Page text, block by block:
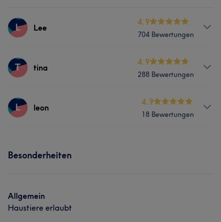
L Lee
4.9
704 Bewertungen
Services
Portfolio
T tina
4.9
288 Bewertungen
Services
Portfolio
L leon
4.9
18 Bewertungen
Besonderheiten
Allgemein
Haustiere erlaubt